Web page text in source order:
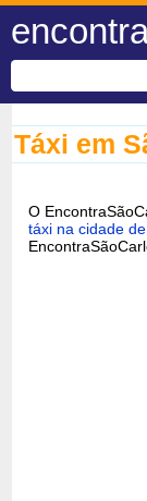
Táxi em
O
táxi na cidade